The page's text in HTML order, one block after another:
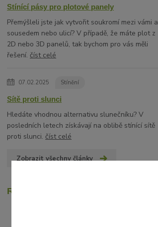
Stínící pásy pro plotové panely
Přemýšleli jste jak vytvořit soukromí mezi vámi a
sousedem nebo ulicí? V případě, že máte plot z
2D nebo 3D panelů, tak bychom pro vás měli
řešení.číst celé
07.02.2025 Stínění
Sítě proti slunci
Hledáte vhodnou alternativu slunečníku? V
posledních letech získávají na oblibě stínící sítě
proti slunci.číst celé
Zobrazit všechny články
Recenze zákazníků